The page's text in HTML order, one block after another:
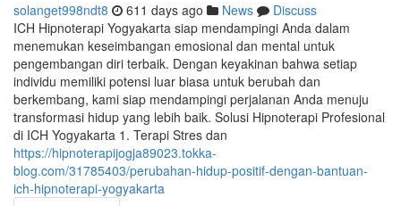
solanget998ndt8 611 days ago News
Discuss
ICH Hipnoterapi Yogyakarta siap mendampingi Anda dalam
menemukan keseimbangan emosional dan mental untuk
pengembangan diri terbaik. Dengan keyakinan bahwa setiap
individu memiliki potensi luar biasa untuk berubah dan
berkembang, kami siap mendampingi perjalanan Anda menuju
transformasi hidup yang lebih baik. Solusi Hipnoterapi Profesional
di ICH Yogyakarta 1. Terapi Stres dan
https://hipnoterapijogja89023.tokka-
blog.com/31785403/perubahan-hidup-positif-dengan-bantuan-
ich-hipnoterapi-yogyakarta